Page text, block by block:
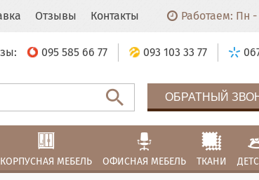
Отзывы Контакты Работаем: Пн -
095 585 66 77 093 103 33 77
ОБРАТНЫЙ
КОРПУСНАЯ МЕБЕЛЬ ОФИСНАЯ МЕБЕЛЬ ТКАНИ